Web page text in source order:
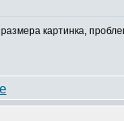
картинка,